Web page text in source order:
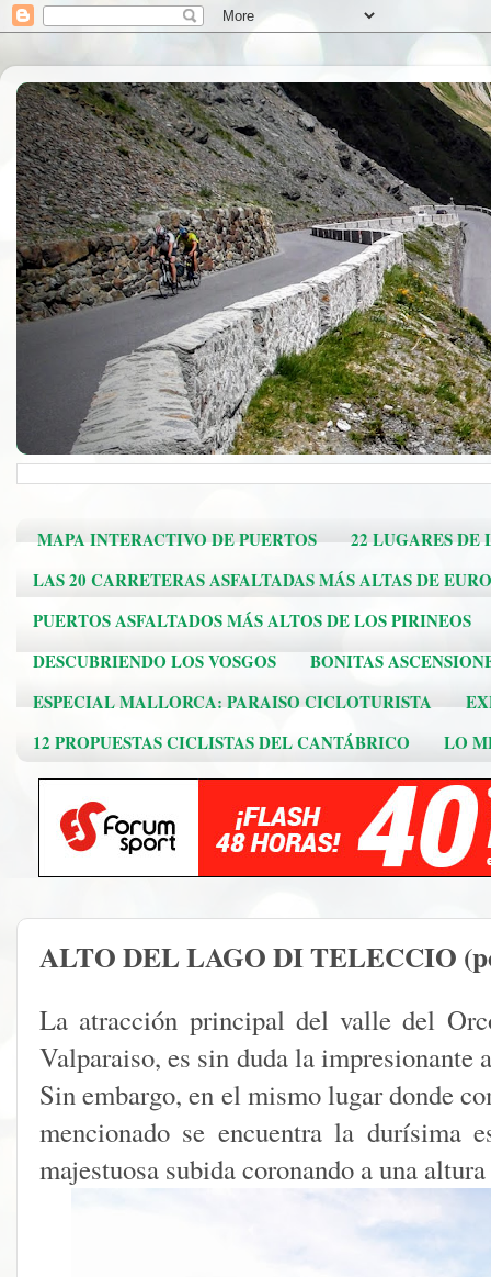
MAPA INTERACTIVO DE PUERTOS
22 LUGARES DE
LAS 20 CARRETERAS ASFALTADAS MÁS ALTAS DE
PUERTOS ASFALTADOS MÁS ALTOS DE LOS PIRINEOS
DESCUBRIENDO LOS VOSGOS
BONITAS
ESPECIAL MALLORCA: PARAISO CICLOTURISTA
12 PROPUESTAS CICLISTAS DEL CANTÁBRICO
LO
ALTO DEL LAGO DI TELECCIO
La atracción principal del valle del
Valparaiso, es sin duda la impresionante
Sin embargo, en el mismo lugar donde
mencionado se encuentra la durísima
majestuosa subida coronando a una